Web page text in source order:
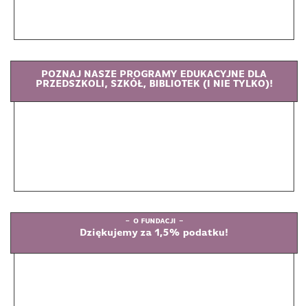
POZNAJ NASZE PROGRAMY EDUKACYJNE DLA
PRZEDSZKOLI, SZKÓŁ, BIBLIOTEK (I NIE TYLKO)!
O FUNDACJI
Dziękujemy za 1,5% podatku!